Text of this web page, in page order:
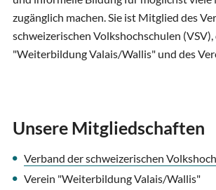
zugänglich machen. Sie ist Mitglied des
schweizerischen Volkshochschulen (VSV),
"Weiterbildung Valais/Wallis" und des
Unsere Mitgliedschaften
Verband der schweizerischen
Verein "Weiterbildung Valais/Wallis"